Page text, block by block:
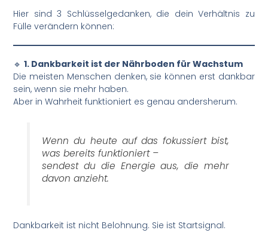
Hier sind 3 Schlüsselgedanken, die dein Verhältnis zu
Fülle verändern können:
🔹1. Dankbarkeit ist der Nährboden für Wachstum
Die meisten Menschen denken, sie können erst dankbar
sein, wenn sie mehr haben.
Aber in Wahrheit funktioniert es genau andersherum.
Wenn du heute auf das fokussiert bist,
was bereits funktioniert –
sendest du die Energie aus, die mehr
davon anzieht.
Dankbarkeit ist nicht Belohnung. Sie ist Startsignal.